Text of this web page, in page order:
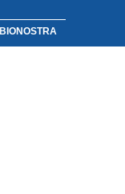
BIONOSTRA